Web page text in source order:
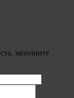
заполните